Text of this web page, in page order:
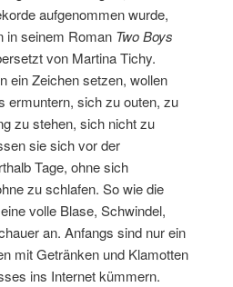
aufgenommen wurde,
in seinem Roman Two Boys
von Martina Tichy.
ein Zeichen setzen, wollen
ermuntern, sich zu outen, zu
zu stehen, sich nicht zu
sie sich vor der
Tage, ohne sich
zu schlafen. So wie die
volle Blase, Schwindel,
an. Anfangs sind nur ein
mit Getränken und Klamotten
ins Internet kümmern.